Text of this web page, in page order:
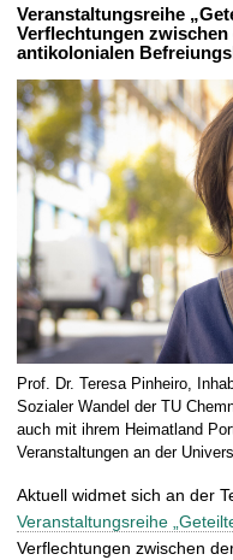
Veranstaltungsreihe
Verflechtungen
antikolonialen
Prof. Dr. Teresa Pinheiro,
Sozialer Wandel der TU
auch mit ihrem Heimatland
Veranstaltungen an der
Aktuell widmet sich an der
Veranstaltungsreihe
Verflechtungen zwischen